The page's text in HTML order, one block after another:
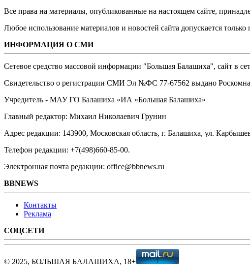
Все права на материалы, опубликованные на настоящем сайте,
Любое использование материалов и новостей сайта допускается
ИНФОРМАЦИЯ О СМИ
Сетевое средство массовой информации "Большая Балашиха", сайт в
Свидетельство о регистрации СМИ Эл №ФС ‎77-67562 выдано
Учредитель - МАУ ГО Балашиха «ИА «Большая Балашиха»
Главный редактор: Михаил Николаевич Грунин
Адрес редакции: 143900, Московская область, г. Балашиха, ул.
Телефон редакции: +7(498)660-85-00.
Электронная почта редакции: office@bbnews.ru
BBNEWS
Контакты
Реклама
СОЦСЕТИ
© 2025, БОЛЬШАЯ БАЛАШИХА, 18+